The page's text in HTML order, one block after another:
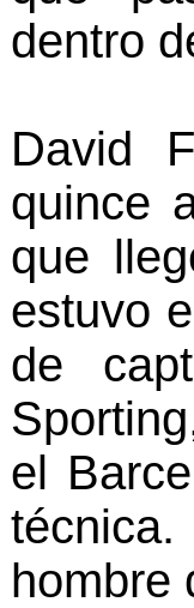
dentro
David
quince
que
estuvo
de
el
hombre